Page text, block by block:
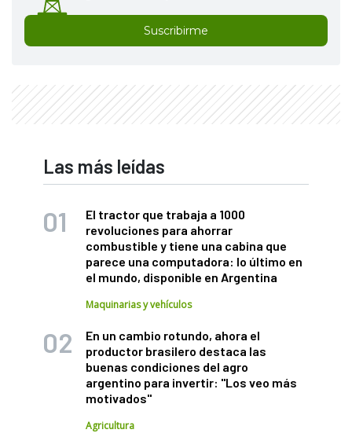
Suscribirme
Las más leídas
El tractor que trabaja a 1000
revoluciones para ahorrar
combustible y tiene una cabina que
parece una computadora: lo último en
el mundo, disponible en Argentina
Maquinarias y vehículos
En un cambio rotundo, ahora el
productor brasilero destaca las
buenas condiciones del agro
argentino para invertir: "Los veo más
motivados"
Agricultura